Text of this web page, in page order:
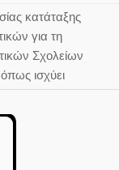
κατάταξης
για τη
Σχολείων
ισχύει